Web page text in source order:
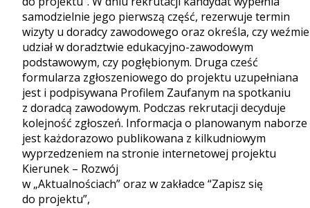
samodzielnie jego pierwszą część, rezerwuje termin
wizyty u doradcy zawodowego oraz określa, czy weźmie
udział w doradztwie edukacyjno-zawodowym
podstawowym, czy pogłębionym. Druga cześć
formularza zgłoszeniowego do projektu uzupełniana
jest i podpisywana Profilem Zaufanym na spotkaniu
z doradcą zawodowym. Podczas rekrutacji decyduje
kolejność zgłoszeń. Informacja o planowanym naborze
jest każdorazowo publikowana z kilkudniowym
wyprzedzeniem na stronie internetowej projektu
Kierunek – Rozwój
w „Aktualnościach”oraz w zakładce “Zapisz się
do projektu”,